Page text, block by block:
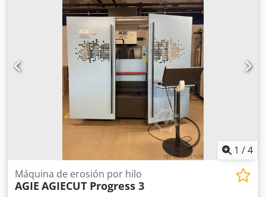
1 /4
Máquina de erosión por hilo
AGIE AGIECUT Progress 3